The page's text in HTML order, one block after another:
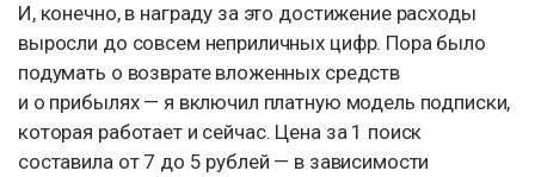
И, конечно, в награду за это достижение расходы
выросли до совсем неприличных цифр. Пора было
подумать о возврате вложенных средств
и о прибылях — я включил платную модель подписки,
которая работает и сейчас. Цена за 1 поиск
составила от 7 до 5 рублей — в зависимости